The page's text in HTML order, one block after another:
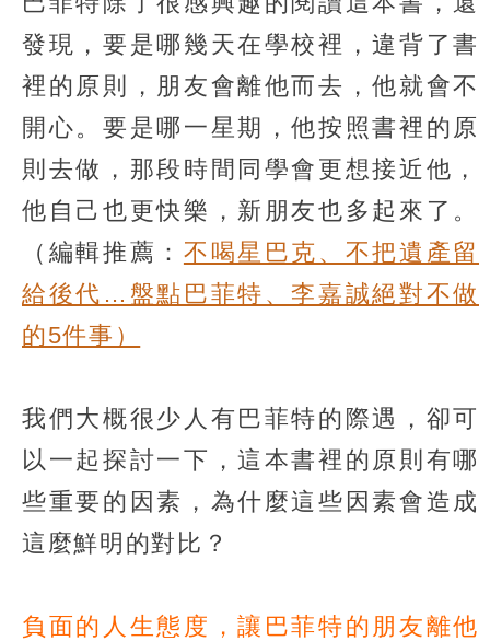
發現，要是哪幾天在學校裡，違背了書
裡的原則，朋友會離他而去，他就會不
開心。要是哪一星期，他按照書裡的原
則去做，那段時間同學會更想接近他，
他自己也更快樂，新朋友也多起來了。
（編輯推薦： 不喝星巴克、不把遺產留
給後代…盤點巴菲特、李嘉誠絕對不做
的5件事）
我們大概很少人有巴菲特的際遇，卻可
以一起探討一下，這本書裡的原則有哪
些重要的因素，為什麼這些因素會造成
這麼鮮明的對比？
負面的人生態度，讓巴菲特的朋友離他